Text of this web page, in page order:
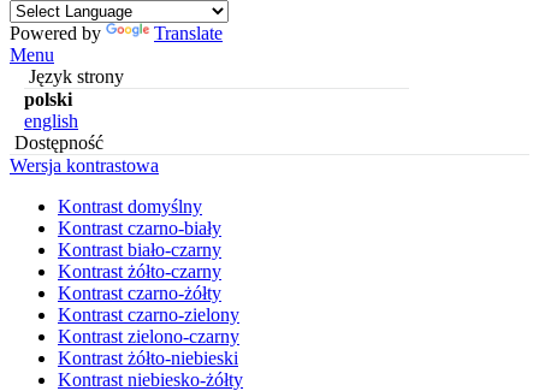
Powered by
Translate
Menu
Język strony
polski
english
Dostępność
Wersja kontrastowa
Kontrast domyślny
Kontrast czarno-biały
Kontrast biało-czarny
Kontrast żółto-czarny
Kontrast czarno-żółty
Kontrast czarno-zielony
Kontrast zielono-czarny
Kontrast żółto-niebieski
Kontrast niebiesko-żółty